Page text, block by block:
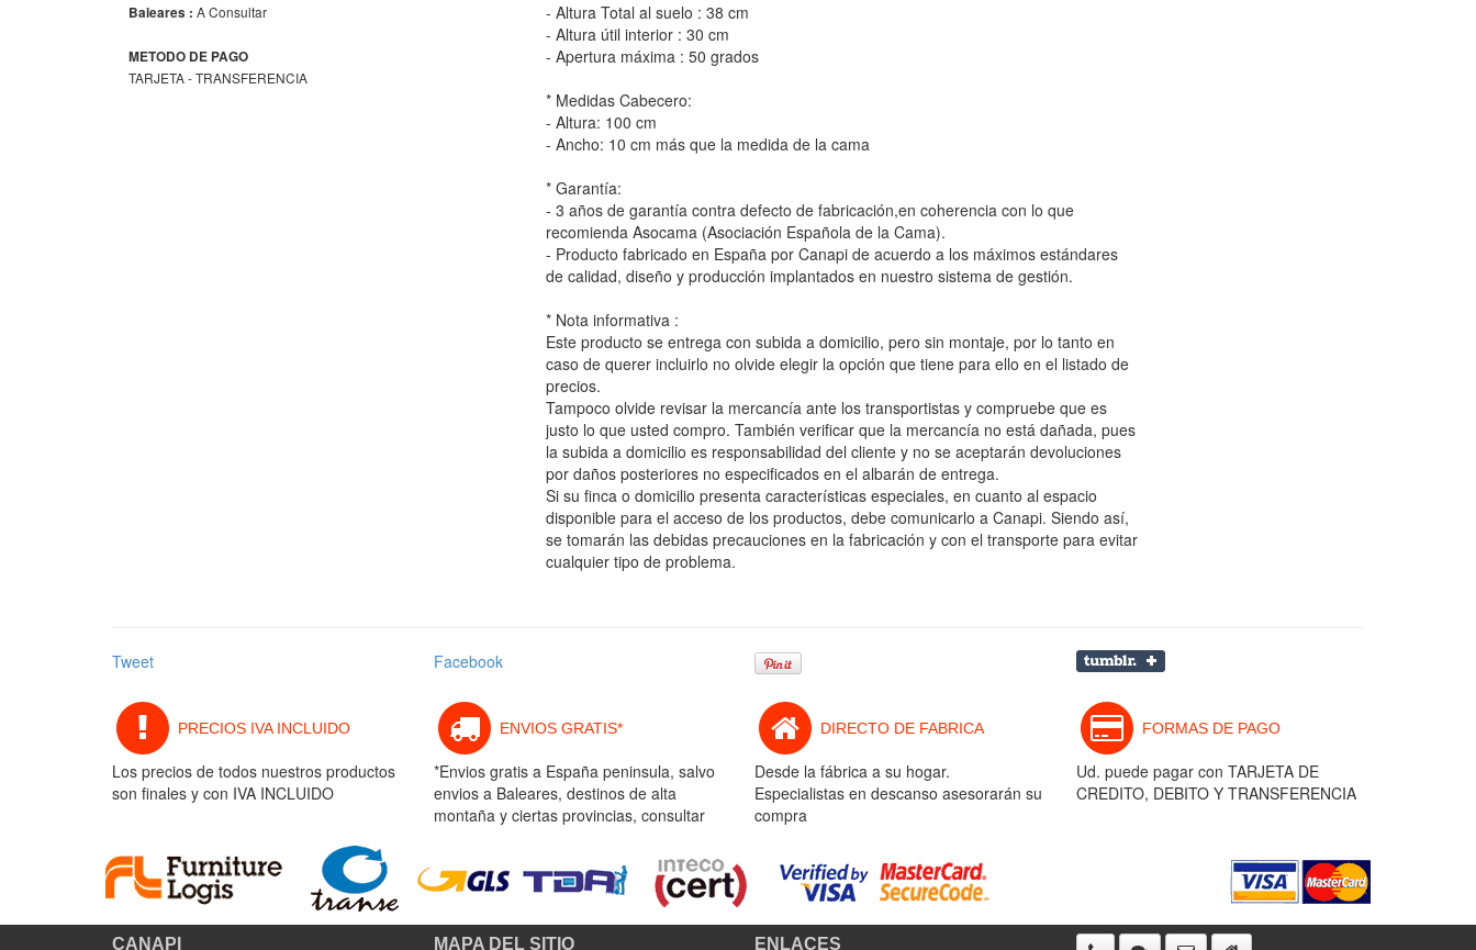
Baleares : A Consultar
METODO DE PAGO
TARJETA - TRANSFERENCIA
- Altura Total al suelo : 38 cm
- Altura útil interior : 30 cm
- Apertura máxima : 50 grados
* Medidas Cabecero:
- Altura: 100 cm
- Ancho: 10 cm más que la medida de la cama
* Garantía:
- 3 años de garantía contra defecto de fabricación,en coherencia con lo que
recomienda Asocama (Asociación Española de la Cama).
- Producto fabricado en España por Canapi de acuerdo a los máximos estándares
de calidad, diseño y producción implantados en nuestro sistema de gestión.
* Nota informativa :
Este producto se entrega con subida a domicilio, pero sin montaje, por lo tanto en
caso de querer incluirlo no olvide elegir la opción que tiene para ello en el listado de
precios.
Tampoco olvide revisar la mercancía ante los transportistas y compruebe que es
justo lo que usted compro. También verificar que la mercancía no está dañada, pues
la subida a domicilio es responsabilidad del cliente y no se aceptarán devoluciones
por daños posteriores no especificados en el albarán de entrega.
Si su finca o domicilio presenta características especiales, en cuanto al espacio
disponible para el acceso de los productos, debe comunicarlo a Canapi. Siendo así,
se tomarán las debidas precauciones en la fabricación y con el transporte para evitar
cualquier tipo de problema.
Tweet Facebook
PRECIOS IVA INCLUIDO
Los precios de todos nuestros productos
son finales y con IVA INCLUIDO
ENVIOS GRATIS*
*Envios gratis a España peninsula, salvo
envios a Baleares, destinos de alta
montaña y ciertas provincias, consultar
DIRECTO DE FABRICA
Desde la fábrica a su hogar.
Especialistas en descanso asesorarán su
compra
FORMAS DE PAGO
Ud. puede pagar con TARJETA DE
CREDITO, DEBITO Y TRANSFERENCIA
CANAPI MAPA DEL SITIO ENLACES